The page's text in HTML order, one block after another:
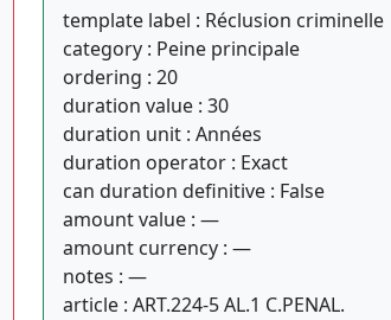
template label : Réclusion criminelle
category : Peine principale
ordering : 20
duration value : 30
duration unit : Années
duration operator : Exact
can duration definitive : False
amount value : —
amount currency : —
notes : —
article : ART.224-5 AL.1 C.PENAL.